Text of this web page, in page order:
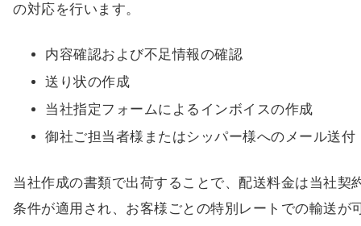
の対応を行います。
内容確認および不足情報の確認
送り状の作成
当社指定フォームによるインボイスの作成
御社ご担当者様またはシッパー様へのメール送付
当社作成の書類で出荷することで、配送料金は当社契
条件が適用され、お客様ごとの特別レートでの輸送が